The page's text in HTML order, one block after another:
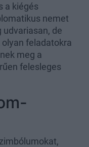
a kiégés
nemet
de
feladatokra
meg a
felesleges